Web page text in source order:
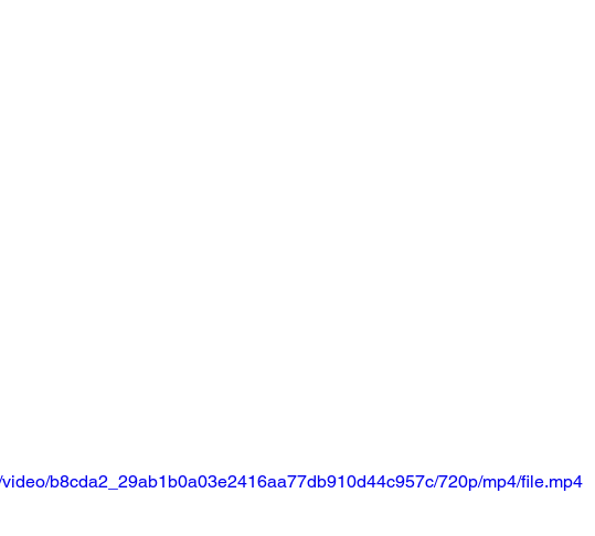
b8cda2_29ab1b0a03e2416aa77db910d44c957c/720p/mp4/file.mp4